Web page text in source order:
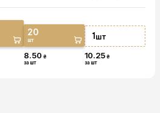
20
шт
8.50 ₴
за шт
1шт
10.25 ₴
за шт